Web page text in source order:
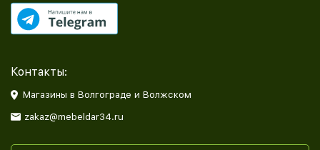
Контакты:
Магазины в Волгограде и Волжском
zakaz@mebeldar34.ru